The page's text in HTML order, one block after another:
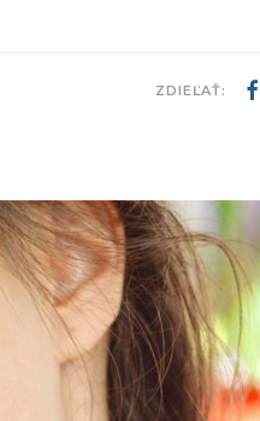
ZDIEĽAŤ: